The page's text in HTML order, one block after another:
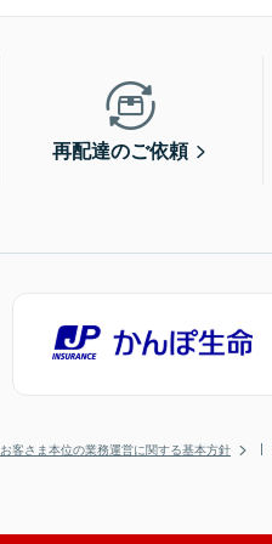
再配達のご依頼
お客さま本位の業務運営に関する基本方針